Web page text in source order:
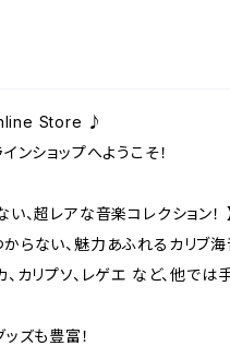
Store ♪
ンショップへようこそ！
い、超レアな音楽コレクション！ 】
らない、魅力あふれるカリブ海
カリプソ、レゲエ など、他で
ズも豊富！